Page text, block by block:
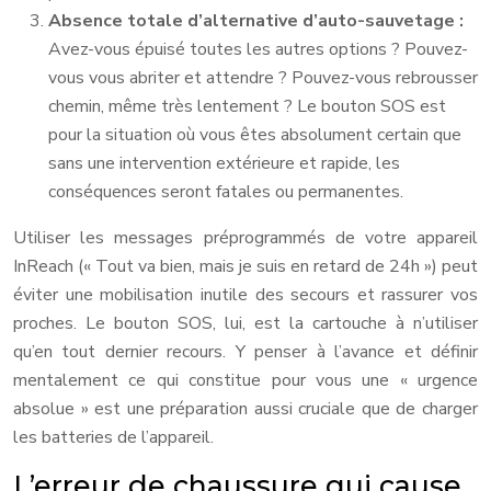
Absence totale d’alternative d’auto-sauvetage :
Avez-vous épuisé toutes les autres options ? Pouvez-
vous vous abriter et attendre ? Pouvez-vous rebrousser
chemin, même très lentement ? Le bouton SOS est
pour la situation où vous êtes absolument certain que
sans une intervention extérieure et rapide, les
conséquences seront fatales ou permanentes.
Utiliser les messages préprogrammés de votre appareil
InReach (« Tout va bien, mais je suis en retard de 24h ») peut
éviter une mobilisation inutile des secours et rassurer vos
proches. Le bouton SOS, lui, est la cartouche à n’utiliser
qu’en tout dernier recours. Y penser à l’avance et définir
mentalement ce qui constitue pour vous une « urgence
absolue » est une préparation aussi cruciale que de charger
les batteries de l’appareil.